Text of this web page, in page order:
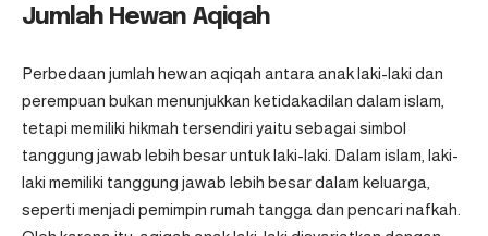
Jumlah Hewan Aqiqah
Perbedaan jumlah hewan aqiqah antara anak laki-laki dan
perempuan bukan menunjukkan ketidakadilan dalam islam,
tetapi memiliki hikmah tersendiri yaitu sebagai simbol
tanggung jawab lebih besar untuk laki-laki. Dalam islam, laki-
laki memiliki tanggung jawab lebih besar dalam keluarga,
seperti menjadi pemimpin rumah tangga dan pencari nafkah.